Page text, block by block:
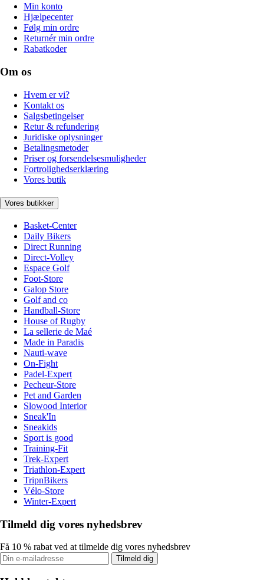
Min konto
Hjælpecenter
Følg min ordre
Returnér min ordre
Rabatkoder
Om os
Hvem er vi?
Kontakt os
Salgsbetingelser
Retur & refundering
Juridiske oplysninger
Betalingsmetoder
Priser og forsendelsesmuligheder
Fortrolighedserklæring
Vores butik
Vores butikker
Basket-Center
Daily Bikers
Direct Running
Direct-Volley
Espace Golf
Foot-Store
Galop Store
Golf and co
Handball-Store
House of Rugby
La sellerie de Maé
Made in Paradis
Nauti-wave
On-Fight
Padel-Expert
Pecheur-Store
Pet and Garden
Slowood Interior
Sneak'In
Sneakids
Sport is good
Training-Fit
Trek-Expert
Triathlon-Expert
TripnBikers
Vélo-Store
Winter-Expert
Tilmeld dig vores nyhedsbrev
Få 10 % rabat ved at tilmelde dig vores nyhedsbrev
Tilmeld dig